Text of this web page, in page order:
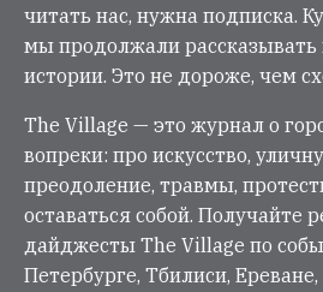
читать нас, нужна подписка.
мы продолжали
истории. Это не дороже, чем
The Village — это журнал о
вопреки: про искусство,
преодоление, травмы,
оставаться собой. Получайте
дайджесты The Village по
Петербурге, Тбилиси,